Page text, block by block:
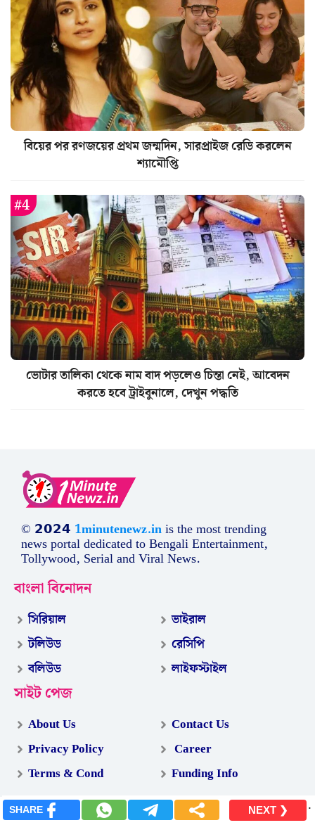
বিয়ের পর রণজয়ের প্রথম জন্মদিন, সারপ্রাইজ রেডি করলেন
শ্যামৌপ্তি
ভোটার তালিকা থেকে নাম বাদ পড়লেও চিন্তা নেই, আবেদন
করতে হবে ট্রাইবুনালে, দেখুন পদ্ধতি
© 𝟮𝟬𝟮𝟰 1minutenewz.inis the most trending
news portal dedicated to Bengali Entertainment,
Tollywood, Serial and Viral News.
বাংলা বিনোদন
সিরিয়াল
টলিউড
বলিউড
ভাইরাল
রেসিপি
লাইফস্টাইল
সাইট পেজ
About Us
Privacy Policy
Terms & Cond
Contact Us
Career
Funding Info
SHARE NEXT ❯ .